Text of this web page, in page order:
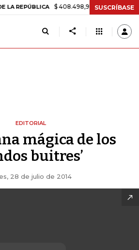
$ 408.498,97 +$ 8.753,81 +2,19%
SUSCRÍBASE
EDITORIAL
mágica de los
buitres’
28 de julio de 2014